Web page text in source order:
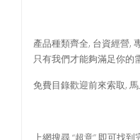
產品種類齊全, 台資經營,
只有我們才能夠滿足你的
免費目錄歡迎前來索取,
上網搜尋 “超意” 即可找